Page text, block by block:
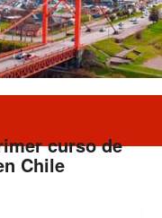
curso de
Chile